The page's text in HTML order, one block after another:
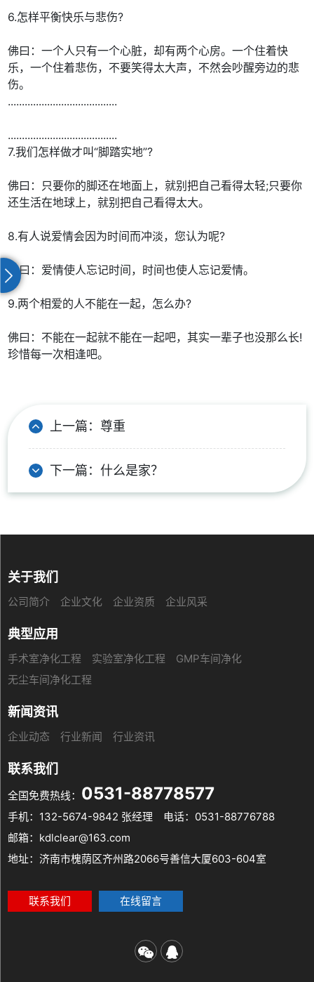
6.怎样平衡快乐与悲伤?
佛曰：一个人只有一个心脏，却有两个心房。一个住着快
乐，一个住着悲伤，不要笑得太大声，不然会吵醒旁边的悲
伤。
.......................................
.......................................
7.我们怎样做才叫“脚踏实地”?
佛曰：只要你的脚还在地面上，就别把自己看得太轻;只要你
还生活在地球上，就别把自己看得太大。
8.有人说爱情会因为时间而冲淡，您认为呢?
佛曰：爱情使人忘记时间，时间也使人忘记爱情。
9.两个相爱的人不能在一起，怎么办?
佛曰：不能在一起就不能在一起吧，其实一辈子也没那么长!
珍惜每一次相逢吧。
上一篇：尊重
下一篇：什么是家？
关于我们
公司简介 企业文化 企业资质 企业风采
典型应用
手术室净化工程 实验室净化工程
GMP车间净化
无尘车间净化工程
新闻资讯
企业动态 行业新闻 行业资讯
联系我们
全国免费热线： 0531-88778577
手机：132-5674-9842 张经理
电话：0531-88776788
邮箱：kdlclear@163.com
地址：济南市槐荫区齐州路2066号善信大厦603-604室
联系我们 在线留言